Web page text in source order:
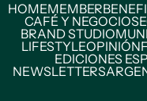
HOMEMEMBER
CAFÉ Y NEGOCIOS
BRAND STUDIO
LIFESTYLEOPINIÓN
EDICIONES
NEWSLETTERS